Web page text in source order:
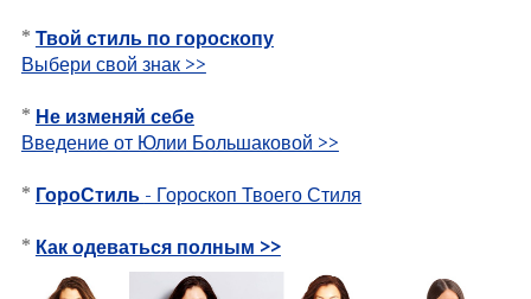
* Твой стиль по гороскопу
Выбери свой знак >>
* Не изменяй себе
Введение от Юлии Большаковой >>
* ГороСтиль - Гороскоп Твоего Стиля
* Как одеваться полным >>